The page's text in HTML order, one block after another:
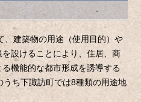
、建築物の用途（使用目的）や
設けることにより、住居、商
機能的な都市形成を誘導する
ち下諏訪町では8種類の用途地